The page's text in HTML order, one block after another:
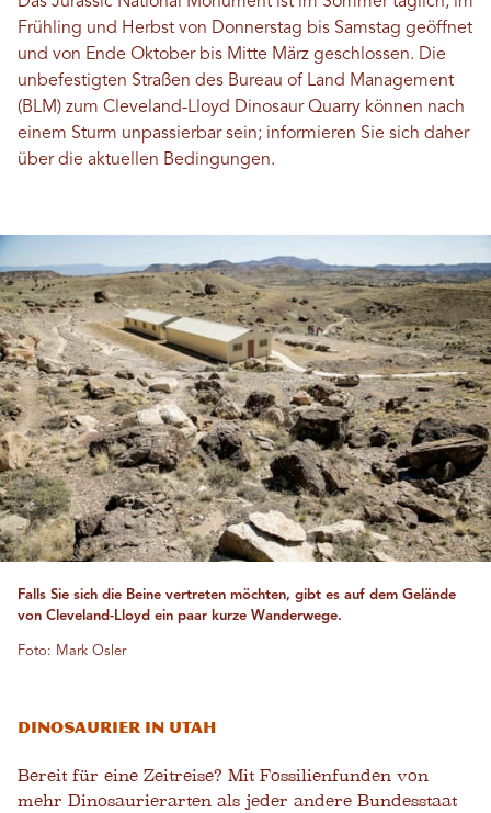
Frühling und Herbst von Donnerstag bis Samstag geöffnet
und von Ende Oktober bis Mitte März geschlossen. Die
unbefestigten Straßen des Bureau of Land Management
(BLM) zum Cleveland-Lloyd Dinosaur Quarry können nach
einem Sturm unpassierbar sein; informieren Sie sich daher
über die aktuellen Bedingungen.
Falls Sie sich die Beine vertreten möchten, gibt es auf dem Gelände
von Cleveland-Lloyd ein paar kurze Wanderwege.
Foto: Mark Osler
Dinosaurier in Utah
Bereit für eine Zeitreise? Mit Fossilienfunden von
mehr Dinosaurierarten als jeder andere Bundesstaat